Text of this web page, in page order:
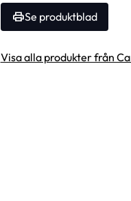
Se produktblad
Visa alla produkter från